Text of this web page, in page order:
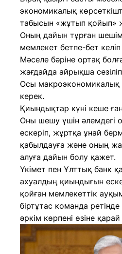
экономикалық
табысын «жұтып қойып»
Оның дайын тұрған
мемлекет бетпе-бет
Мәселе бәріне ортақ
жағдайда айрықша
Осы
керек.
Қиындықтар күні кеше
Оны шешу үшін әлемдегі
ескеріп, жұртқа ұнай
қабылдауға және оның
алуға дайын болу қажет.
Үкімет пен Ұлттық банк
ахуалдың қиындығын
қойған мемлекеттік
біртұтас команда
әркім көрпені өзіне